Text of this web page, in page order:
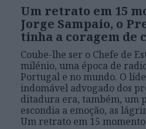
Um retrato em 15
Jorge Sampaio, o
tinha a coragem de
Coube-lhe ser o Chefe de
milénio, uma época de
Portugal e no mundo. O
indomável advogado dos
ditadura era, também, um
escondia a emoção, as
Um retrato em 15